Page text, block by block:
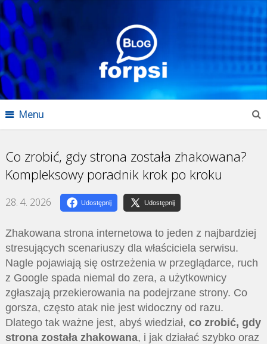
Menu
Co zrobić, gdy strona została zhakowana?
Kompleksowy poradnik krok po kroku
28. 4. 2026 Udostępnij Udostępnij
Zhakowana strona internetowa to jeden z najbardziej
stresujących scenariuszy dla właściciela serwisu.
Nagle pojawiają się ostrzeżenia w przeglądarce, ruch
z Google spada niemal do zera, a użytkownicy
zgłaszają przekierowania na podejrzane strony. Co
gorsza, często atak nie jest widoczny od razu.
Dlatego tak ważne jest, abyś wiedział, co zrobić, gdy
strona została zhakowana, i jak działać szybko oraz